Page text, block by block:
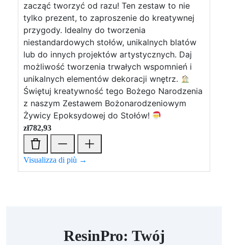
zacząć tworzyć od razu! Ten zestaw to nie
tylko prezent, to zaproszenie do kreatywnej
przygody. Idealny do tworzenia
niestandardowych stołów, unikalnych blatów
lub do innych projektów artystycznych. Daj
możliwość tworzenia trwałych wspomnień i
unikalnych elementów dekoracji wnętrz.
Świętuj kreatywność tego Bożego Narodzenia
z naszym Zestawem Bożonarodzeniowym
Żywicy Epoksydowej do Stołów!
zł782,93
Visualizza di più →
ResinPro: Twój